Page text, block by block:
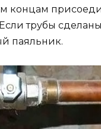
концам
трубы
паяльник.